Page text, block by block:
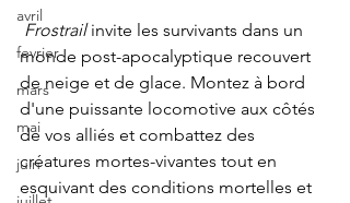
avril
fevrier
mars
mai
juin
Frostrail invite les survivants dans un
monde post-apocalyptique recouvert
de neige et de glace. Montez à bord
d'une puissante locomotive aux côtés
de vos alliés et combattez des
créatures mortes-vivantes tout en
esquivant des conditions mortelles et